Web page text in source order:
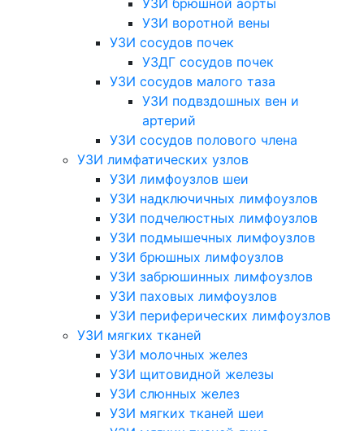
УЗИ брюшной аорты
УЗИ воротной вены
УЗИ сосудов почек
УЗДГ сосудов почек
УЗИ сосудов малого таза
УЗИ подвздошных вен и
артерий
УЗИ сосудов полового члена
УЗИ лимфатических узлов
УЗИ лимфоузлов шеи
УЗИ надключичных лимфоузлов
УЗИ подчелюстных лимфоузлов
УЗИ подмышечных лимфоузлов
УЗИ брюшных лимфоузлов
УЗИ забрюшинных лимфоузлов
УЗИ паховых лимфоузлов
УЗИ периферических лимфоузлов
УЗИ мягких тканей
УЗИ молочных желез
УЗИ щитовидной железы
УЗИ слюнных желез
УЗИ мягких тканей шеи